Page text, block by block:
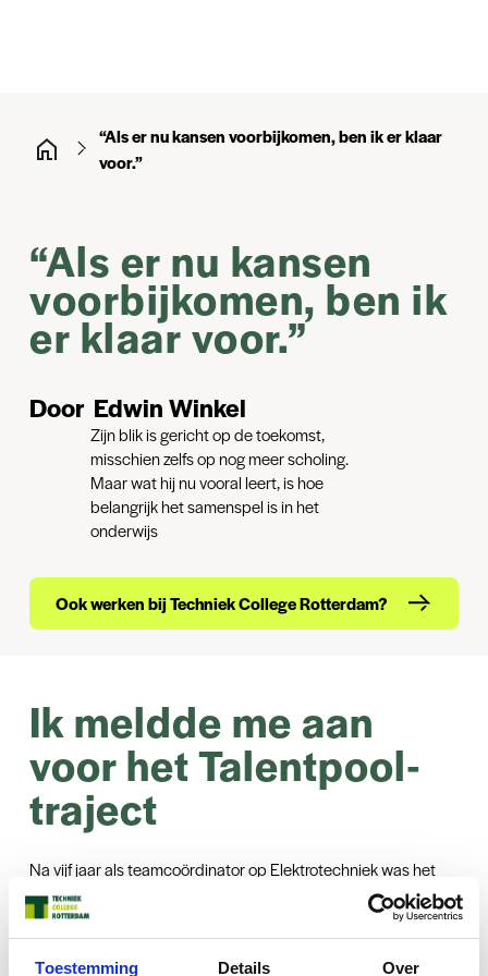
Toestemming Details Over
“Als er nu kansen voorbijkomen, ben ik er klaar
voor.”
“Als er nu kansen
voorbijkomen, ben ik
er klaar voor.”
Door Edwin Winkel
Zijn blik is gericht op de toekomst,
misschien zelfs op nog meer scholing.
Maar wat hij nu vooral leert, is hoe
belangrijk het samenspel is in het
onderwijs
Ook werken bij Techniek College Rotterdam?
Ik meldde me aan
voor het Talentpool-
traject
Na vijf jaar als teamcoördinator op Elektrotechniek was het
tijd voor een volgende stap. Ik wil doorgroeien naar teamleider.
Daarom heb ik me aangemeld voor het Talentpool-traject. Mijn